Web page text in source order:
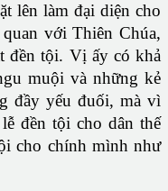
lên làm đại diện cho
với Thiên Chúa,
đền tội. Vị ấy có khả
muội và những kẻ
đầy yếu đuối, mà vì
đền tội cho dân thế
cho chính mình như